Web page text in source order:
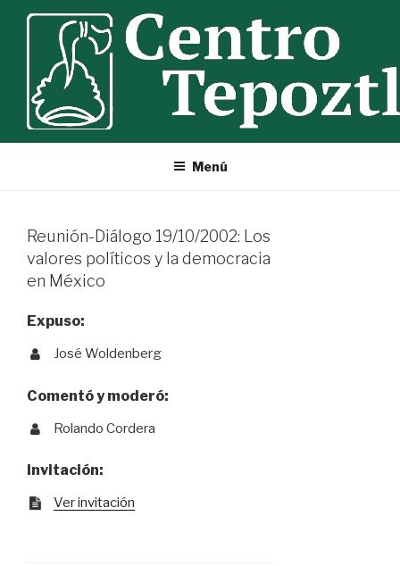
contenido
Menú
Reunión-Diálogo 19/10/2002: Los
valores políticos y la democracia
en México
Expuso:
José Woldenberg
Comentó y moderó:
Rolando Cordera
Invitación:
Ver invitación